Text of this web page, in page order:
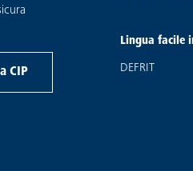
CIP
Lingua facile
SCARICARE
DEFRIT